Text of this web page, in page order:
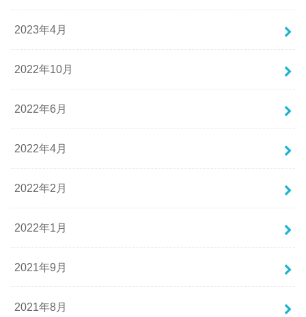
2023年4月
2022年10月
2022年6月
2022年4月
2022年2月
2022年1月
2021年9月
2021年8月